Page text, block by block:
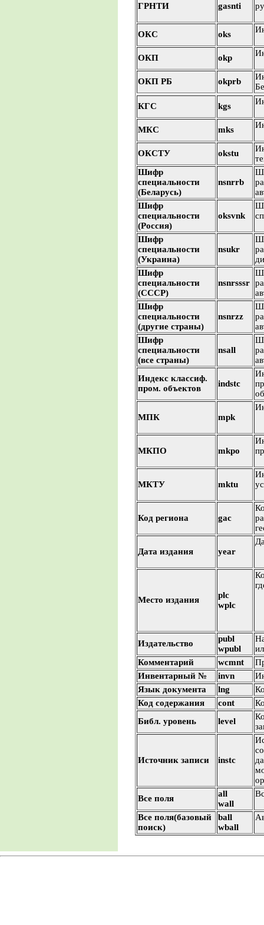
ГРНТИ gasnti
ОКС oks
ОКП okp
ОКП РБ okprb
КГС kgs
МКС mks
ОКСТУ okstu
Шифр
специальности
(Беларусь)
nsnrrb
Шифр
специальности
(Россия)
oksvnk
Шифр
специальности
(Украина)
nsukr
Шифр
специальности
(СССР)
nsnrsssr
Шифр
специальности
(другие страны)
nsnrzz
Шифр
специальности
(все страны)
nsall
Индекс классиф.
пром. объектов
indstc
МПК mpk
МКПО mkpo
МКТУ mktu
Код региона gaс
Дата издания year
Место издания
plc
wplc
Издательство
publ
wpubl
Комментарий
wcmnt
Инвентарный №
invn
Язык документа
lng
Код содержания
cont
Библ. уровень
level
Источник записи instc
Все поля
all
wall
Все поля(базовый
поиск)
ball
wball